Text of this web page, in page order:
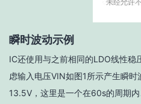
瞬时波动示例
IC还使用与之前相同的LDO线性
虑输入电压VIN如图1所示产生瞬时
13.5V，这里是一个在60s的周期